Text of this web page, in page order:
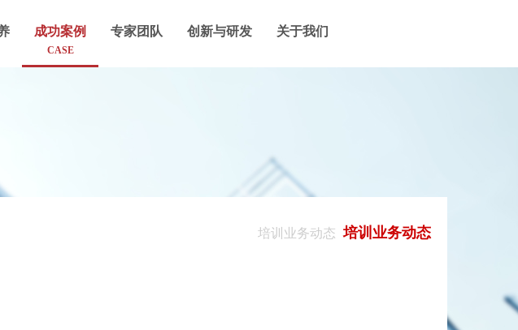
成功案例
CASE
专家团队 创新与研发 关于我们
培训业务动态 培训业务动态